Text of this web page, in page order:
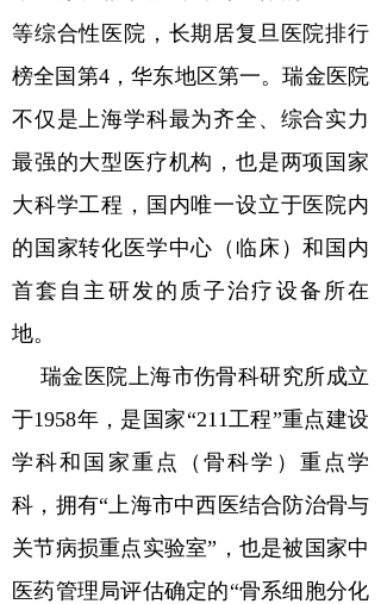
等综合性医院，长期居复旦医院排行
榜全国第4，华东地区第一。瑞金医院
不仅是上海学科最为齐全、综合实力
最强的大型医疗机构，也是两项国家
大科学工程，国内唯一设立于医院内
的国家转化医学中心（临床）和国内
首套自主研发的质子治疗设备所在
地。
瑞金医院上海市伤骨科研究所成立
于1958年，是国家“211工程”重点建设
学科和国家重点（骨科学）重点学
科，拥有“上海市中西医结合防治骨与
关节病损重点实验室” ，也是被国家中
医药管理局评估确定的“骨系细胞分化